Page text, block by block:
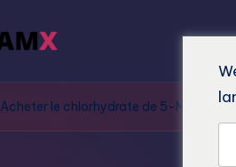
Acheter le chlorhydrate de 5-MeO-